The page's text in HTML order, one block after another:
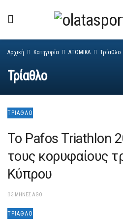
Αρχική Κατηγορία ΑΤΟΜΙΚΑ Τρίαθλο
Τρίαθλο
ΤΡΊΑΘΛΟ
Το Pafos Triathlon
τους κορυφαίους
Κύπρου
3 ΜΉΝΕΣ AGO
ΤΡΊΑΘΛΟ